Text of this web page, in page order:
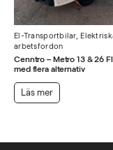
El-Transportbilar,
arbetsfordon
Cenntro – Metro 13 & 26
med flera alternativ
Läs mer